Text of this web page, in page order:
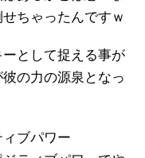
ちゃったんですｗ
として捉える事が
の力の源泉となっ
ブパワー